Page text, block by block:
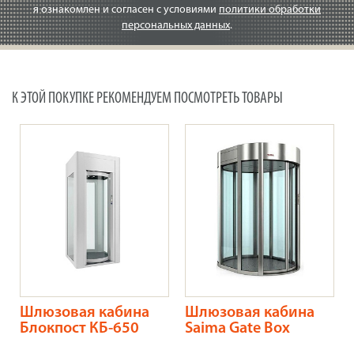
я ознакомлен и согласен с условиями политики обработки
персональных данных.
К ЭТОЙ ПОКУПКЕ РЕКОМЕНДУЕМ ПОСМОТРЕТЬ ТОВАРЫ
Шлюзовая кабина
Блокпост КБ-650
Шлюзовая кабина
Saima Gate Box